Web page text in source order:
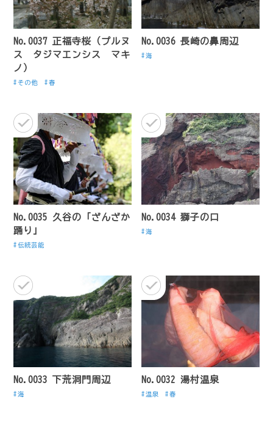
No.0037 正福寺桜（プルヌ
ス タジマエンシス マキ
ノ）
その他 春
No.0036 長崎の鼻周辺
海
No.0035 久谷の「ざんざか
踊り」
伝統芸能
No.0034 獅子の口
海
No.0033 下荒洞門周辺
海
No.0032 湯村温泉
温泉 春